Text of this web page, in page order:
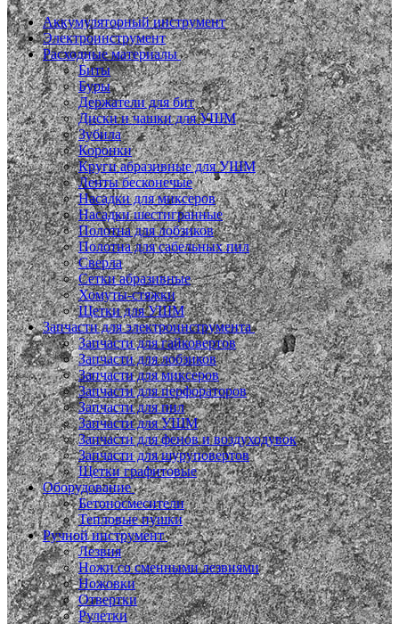
Аккумуляторный инструмент
Электроинструмент
Расходные материалы
Биты
Буры
Держатели для бит
Диски и чашки для УШМ
Зубила
Коронки
Круги абразивные для УШМ
Ленты бесконечые
Насадки для миксеров
Насадки шестигранные
Полотна для лобзиков
Полотна для сабельных пил
Сверла
Сетки абразивные
Хомуты-стяжки
Щетки для УШМ
Запчасти для электроинструмента
Запчасти для гайковертов
Запчасти для лобзиков
Запчасти для миксеров
Запчасти для перфораторов
Запчасти для пил
Запчасти для УШМ
Запчасти для фенов и воздуходувок
Запчасти для шуруповертов
Щетки графитовые
Оборудование
Бетоносмесители
Тепловые пушки
Ручной инструмент
Лезвия
Ножи со сменными лезвиями
Ножовки
Отвертки
Рулетки